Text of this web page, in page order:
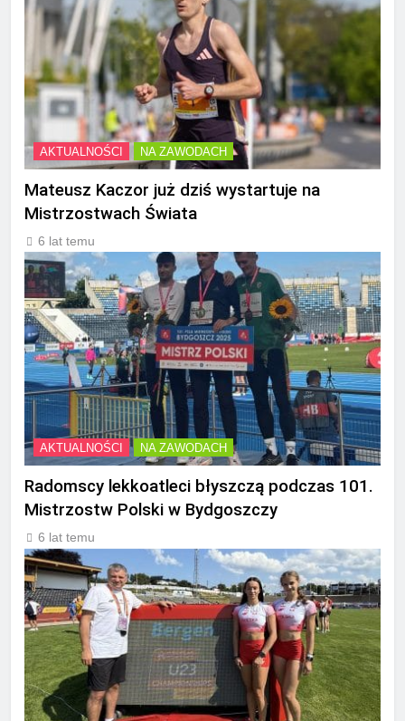
AKTUALNOŚCI NA ZAWODACH
Mateusz Kaczor już dziś wystartuje na
Mistrzostwach Świata
6 lat temu
AKTUALNOŚCI NA ZAWODACH
Radomscy lekkoatleci błyszczą podczas 101.
Mistrzostw Polski w Bydgoszczy
6 lat temu